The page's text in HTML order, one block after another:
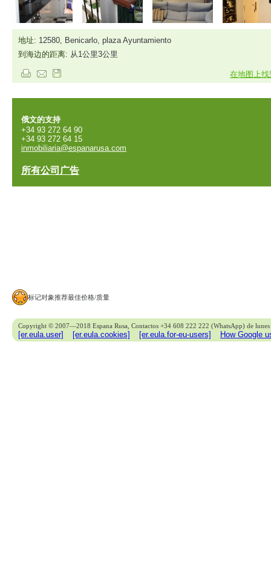
地址: 12580, Benicarlo, plaza Ayuntamiento
到海边的距离: 从1公里3公里
在地图上找
俄文的支持
+34 93 272 64 90
+34 93 272 64 15
inmobiliaria@espanarusa.com
所有公司广告
标记对象推荐最佳价格/质量
Copyright © 2007—2018 Espana Rusa, Contactos +34 608 222 222 (WhatsApp) de
[er.eula.user] [er.eula.cookies] [er.eula.for-eu-users] How Google